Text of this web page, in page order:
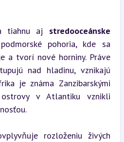
tiahnu aj stredooceánske
pohoria, kde sa
a tvorí nové horniny. Práve
nad hladinu, vznikajú
je známa Zanzibarskými
ostrovy v Atlantiku vznikli
rozloženiu živých